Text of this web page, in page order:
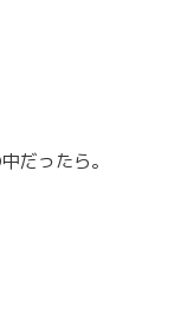
だったら。